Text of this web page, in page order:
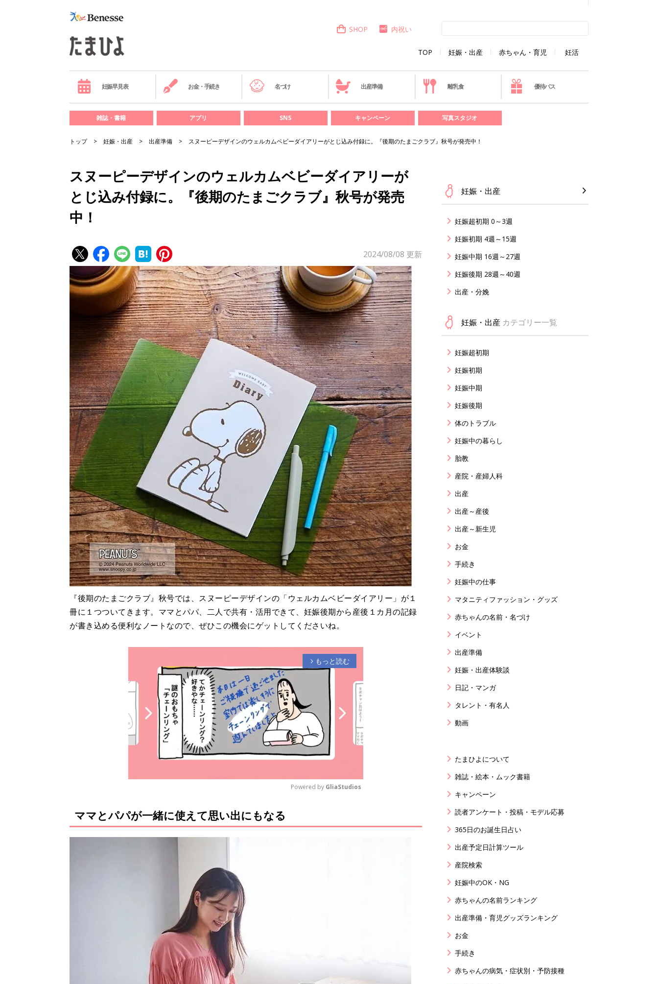
TOP 妊娠・出産 赤ちゃん・育児 妊活
SHOP 内祝い
妊娠早見表 お金・手続き 名づけ 出産準備 離乳食 優待パス
雑誌・書籍 アプリ SNS キャンペーン 写真スタジオ
トップ 妊娠・出産 出産準備 スヌーピーデザインのウェルカムベビーダイアリーがとじ込み付録に。『後期のたまごクラブ』秋号が発売中！
スヌーピーデザインのウェルカムベビーダイアリーが
とじ込み付録に。『後期のたまごクラブ』秋号が発売
中！
2024/08/08 更新
『後期のたまごクラブ』秋号では、スヌーピーデザインの「ウェルカムベビーダイアリー」が１
冊に１つついてきます。ママとパパ、二人で共有・活用できて、妊娠後期から産後１カ月の記録
が書き込める便利なノートなので、ぜひこの機会にゲットしてくださいね。
arrow_forward_ios もっと読む
u
Powered by GliaStudios
ママとパパが一緒に使えて思い出にもなる
妊娠・出産
妊娠超初期 0～3週
妊娠初期 4週～15週
妊娠中期 16週～27週
妊娠後期 28週～40週
出産・分娩
妊娠・出産 カテゴリー一覧
妊娠超初期
妊娠初期
妊娠中期
妊娠後期
体のトラブル
妊娠中の暮らし
胎教
産院・産婦人科
出産
出産～産後
出産～新生児
お金
手続き
妊娠中の仕事
マタニティファッション・グッズ
赤ちゃんの名前・名づけ
イベント
出産準備
妊娠・出産体験談
日記・マンガ
タレント・有名人
動画
たまひよについて
雑誌・絵本・ムック書籍
キャンペーン
読者アンケート・投稿・モデル応募
365日のお誕生日占い
出産予定日計算ツール
産院検索
妊娠中のOK・NG
赤ちゃんの名前ランキング
出産準備・育児グッズランキング
お金
手続き
赤ちゃんの病気・症状別・予防接種